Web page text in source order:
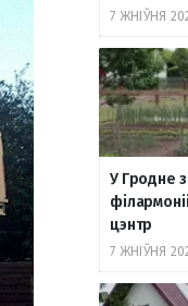
7 ЖНІЎНЯ
У Гродне
цэнтр
7 ЖНІЎНЯ